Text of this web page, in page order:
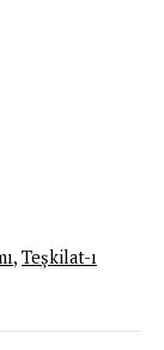
, Teşkilat-ı